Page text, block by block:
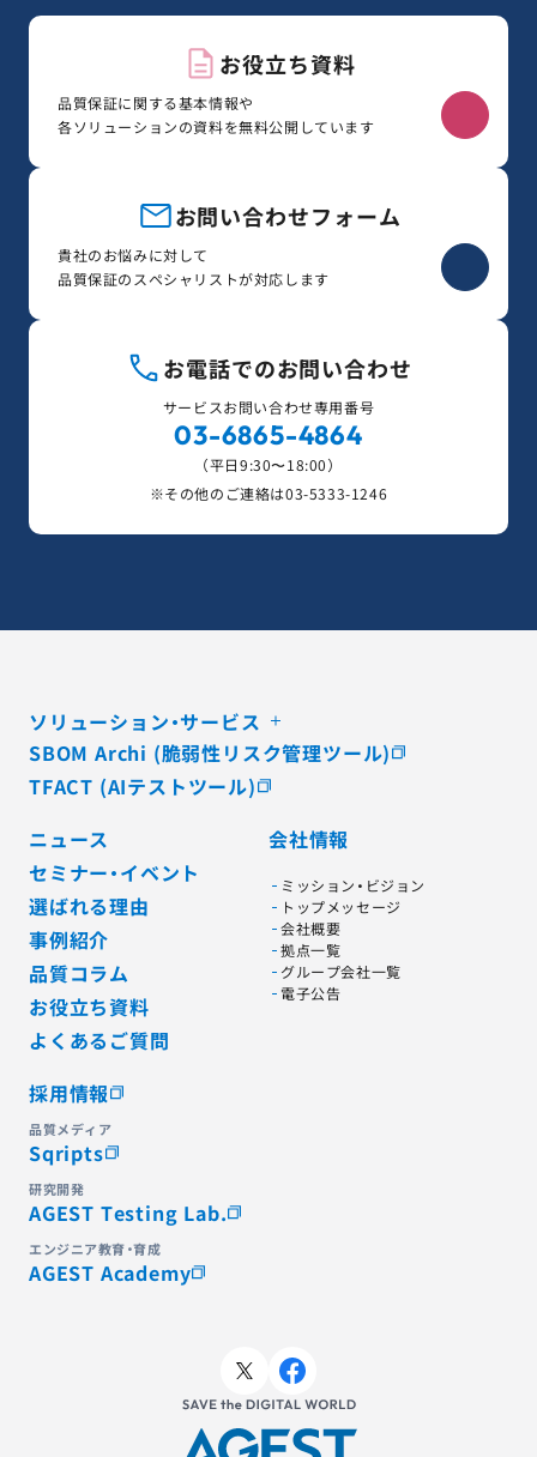
お役立ち資料
品質保証に関する基本情報や
各ソリューションの資料を無料公開しています
お問い合わせフォーム
貴社のお悩みに対して
品質保証のスペシャリストが対応します
お電話でのお問い合わせ
サービスお問い合わせ専用番号
03-6865-4864
（平日9:30〜18:00）
※その他のご連絡は03-5333-1246
ソリューション・サービス
SBOM Archi (脆弱性リスク管理ツール)
TFACT (AIテストツール)
ニュース
セミナー・イベント
選ばれる理由
事例紹介
品質コラム
お役立ち資料
よくあるご質問
会社情報
ミッション・ビジョン
トップメッセージ
会社概要
拠点一覧
グループ会社一覧
電子公告
採用情報
品質メディア
Sqripts
研究開発
AGEST Testing Lab.
エンジニア教育・育成
AGEST Academy